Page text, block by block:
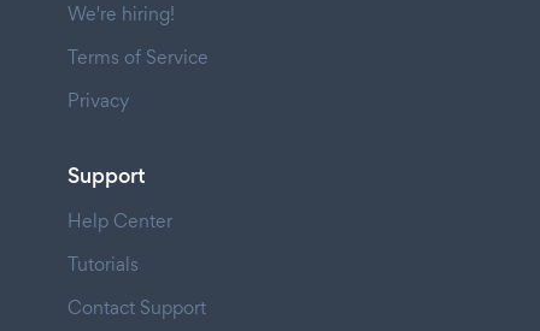
We're hiring!
Terms of Service
Privacy
Support
Help Center
Tutorials
Contact Support